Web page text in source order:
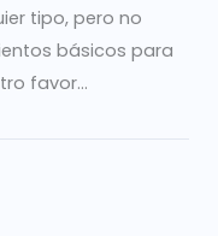
tipo, pero no
básicos para
favor...